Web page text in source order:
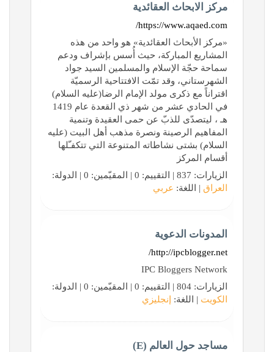
مركز الابحاث العقائدية
https://www.aqaed.com/
«مركز الأبحاث العقائدية» هو واحد من هذه
المشاريع المباركة، حيث أُسس بإشراف ودعم
سماحة حجّة الإسلام والمسلمين السيد جواد
الشهرستاني، وقد تمّت الافتتاحية الرسميّة
اقتراناً مع ذكرى مولد الإمام الرضا(عليه السلام)
في الحادي عشر من شهر ذي القعدة عام 1419
هـ ، ليتصدّى للذبّ عن حمى العقيدة وتنمية
المفاهيم الرصينة ونصرة مذهب أهل البيت (عليه
السلام) بشتى نشاطاته المتنوعة التي تتكفـّلها
أقسام المركز
الزيارات: 837 | التقييم: 0 | المقيّمين: 0 | الدولة:
العراق | اللغة: عربي
المدونات الدعوية
http://ipcblogger.net/
IPC Bloggers Network
الزيارات: 804 | التقييم: 0 | المقيّمين: 0 | الدولة:
الكويت | اللغة: إنجليزي
مساجد حول العالم (E)